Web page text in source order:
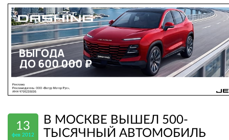
13
фев 2012
В МОСКВЕ ВЫШЕЛ 500-
ТЫСЯЧНЫЙ АВТОМОБИЛЬ